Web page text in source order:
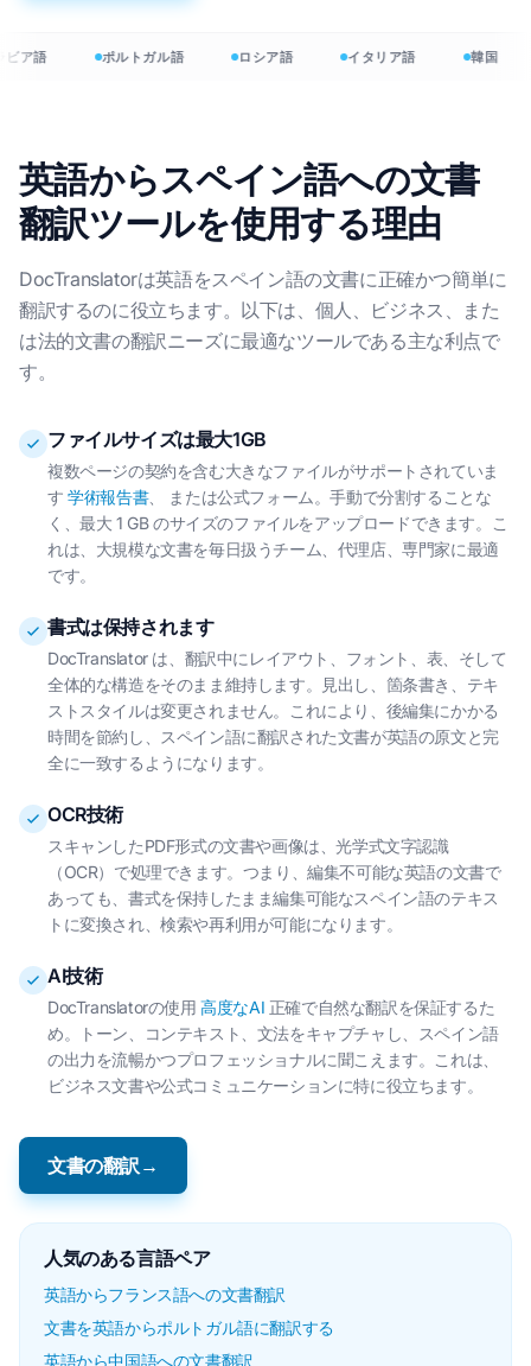
ア語 ポルトガル語 ロシア語 イタリア語 韓国
英語からスペイン語への文書
翻訳ツールを使用する理由
DocTranslatorは英語をスペイン語の文書に正確かつ簡単に
翻訳するのに役立ちます。以下は、個人、ビジネス、また
は法的文書の翻訳ニーズに最適なツールである主な利点で
す。
ファイルサイズは最大1GB
複数ページの契約を含む大きなファイルがサポートされていま
す学術報告書、 または公式フォーム。手動で分割することな
く、最大 1 GB のサイズのファイルをアップロードできます。こ
れは、大規模な文書を毎日扱うチーム、代理店、専門家に最適
です。
書式は保持されます
DocTranslator は、翻訳中にレイアウト、フォント、表、そして
全体的な構造をそのまま維持します。見出し、箇条書き、テキ
ストスタイルは変更されません。これにより、後編集にかかる
時間を節約し、スペイン語に翻訳された文書が英語の原文と完
全に一致するようになります。
OCR技術
スキャンしたPDF形式の文書や画像は、光学式文字認識
（OCR）で処理できます。つまり、編集不可能な英語の文書で
あっても、書式を保持したまま編集可能なスペイン語のテキス
トに変換され、検索や再利用が可能になります。
AI技術
DocTranslatorの使用高度なAI 正確で自然な翻訳を保証するた
め。トーン、コンテキスト、文法をキャプチャし、スペイン語
の出力を流暢かつプロフェッショナルに聞こえます。これは、
ビジネス文書や公式コミュニケーションに特に役立ちます。
文書の翻訳→
人気のある言語ペア
英語からフランス語への文書翻訳
文書を英語からポルトガル語に翻訳する
英語から中国語への文書翻訳